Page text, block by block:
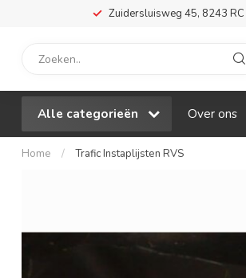
Zuidersluisweg 45, 8243 RC
Alle categorieën Over ons
Home / Trafic Instaplijsten RVS